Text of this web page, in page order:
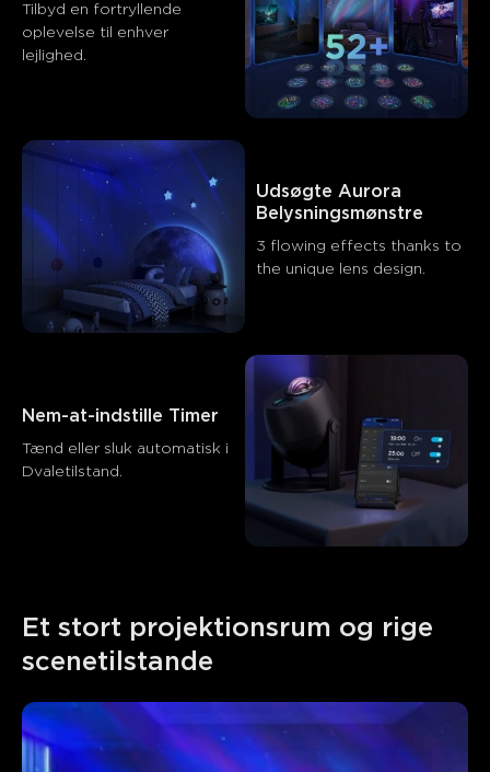
Tilbyd en fortryllende
oplevelse til enhver
lejlighed.
Udsøgte Aurora
Belysningsmønstre
3 flowing effects thanks to
the unique lens design.
Nem-at-indstille Timer
Tænd eller sluk automatisk i
Dvaletilstand.
Et stort projektionsrum og rige
scenetilstande
Hvad kunder siger
Visual effects and projection quality
AI-genereret fra teksten af kundeanmeldelser